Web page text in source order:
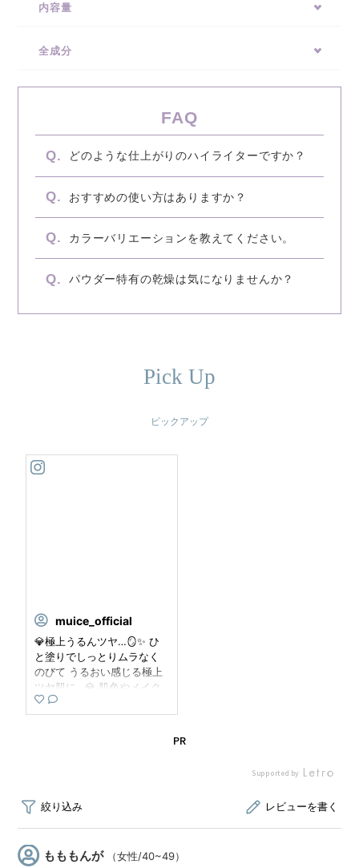
内容量
全成分
どのような仕上がりのハイライターですか？
おすすめの使い方はありますか？
カラーバリエーションを教えてください。
パウダー特有の乾燥は気になりませんか？
Pick Up
ピックアップ
muice_official
💎極上うるんツヤ…🪞✨ ひ
と塗りでしっとりムラなく
のびて うるおい感じる極上
ツヤ肌に…💎 肌色やメイク
に合わせて 3種類のカラー
から選べます🤍✴︎ 💎うるみ
の一部店舗とアットコスメ
取り扱いがあるわけではあ
PR
Supported by